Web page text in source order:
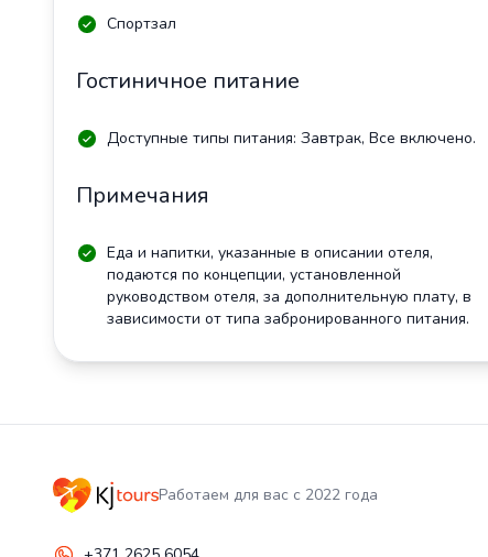
Спортзал
Гостиничное питание
Доступные типы питания: Завтрак, Все включено.
Примечания
Еда и напитки, указанные в описании отеля,
подаются по концепции, установленной
руководством отеля, за дополнительную плату, в
зависимости от типа забронированного питания.
Работаем для вас с 2022 года